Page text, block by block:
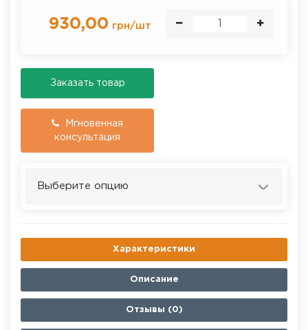
930,00 грн/шт
Заказать товар
Мгновенная
консультация
Выберите опцию
Характеристики
Описание
Отзывы (0)